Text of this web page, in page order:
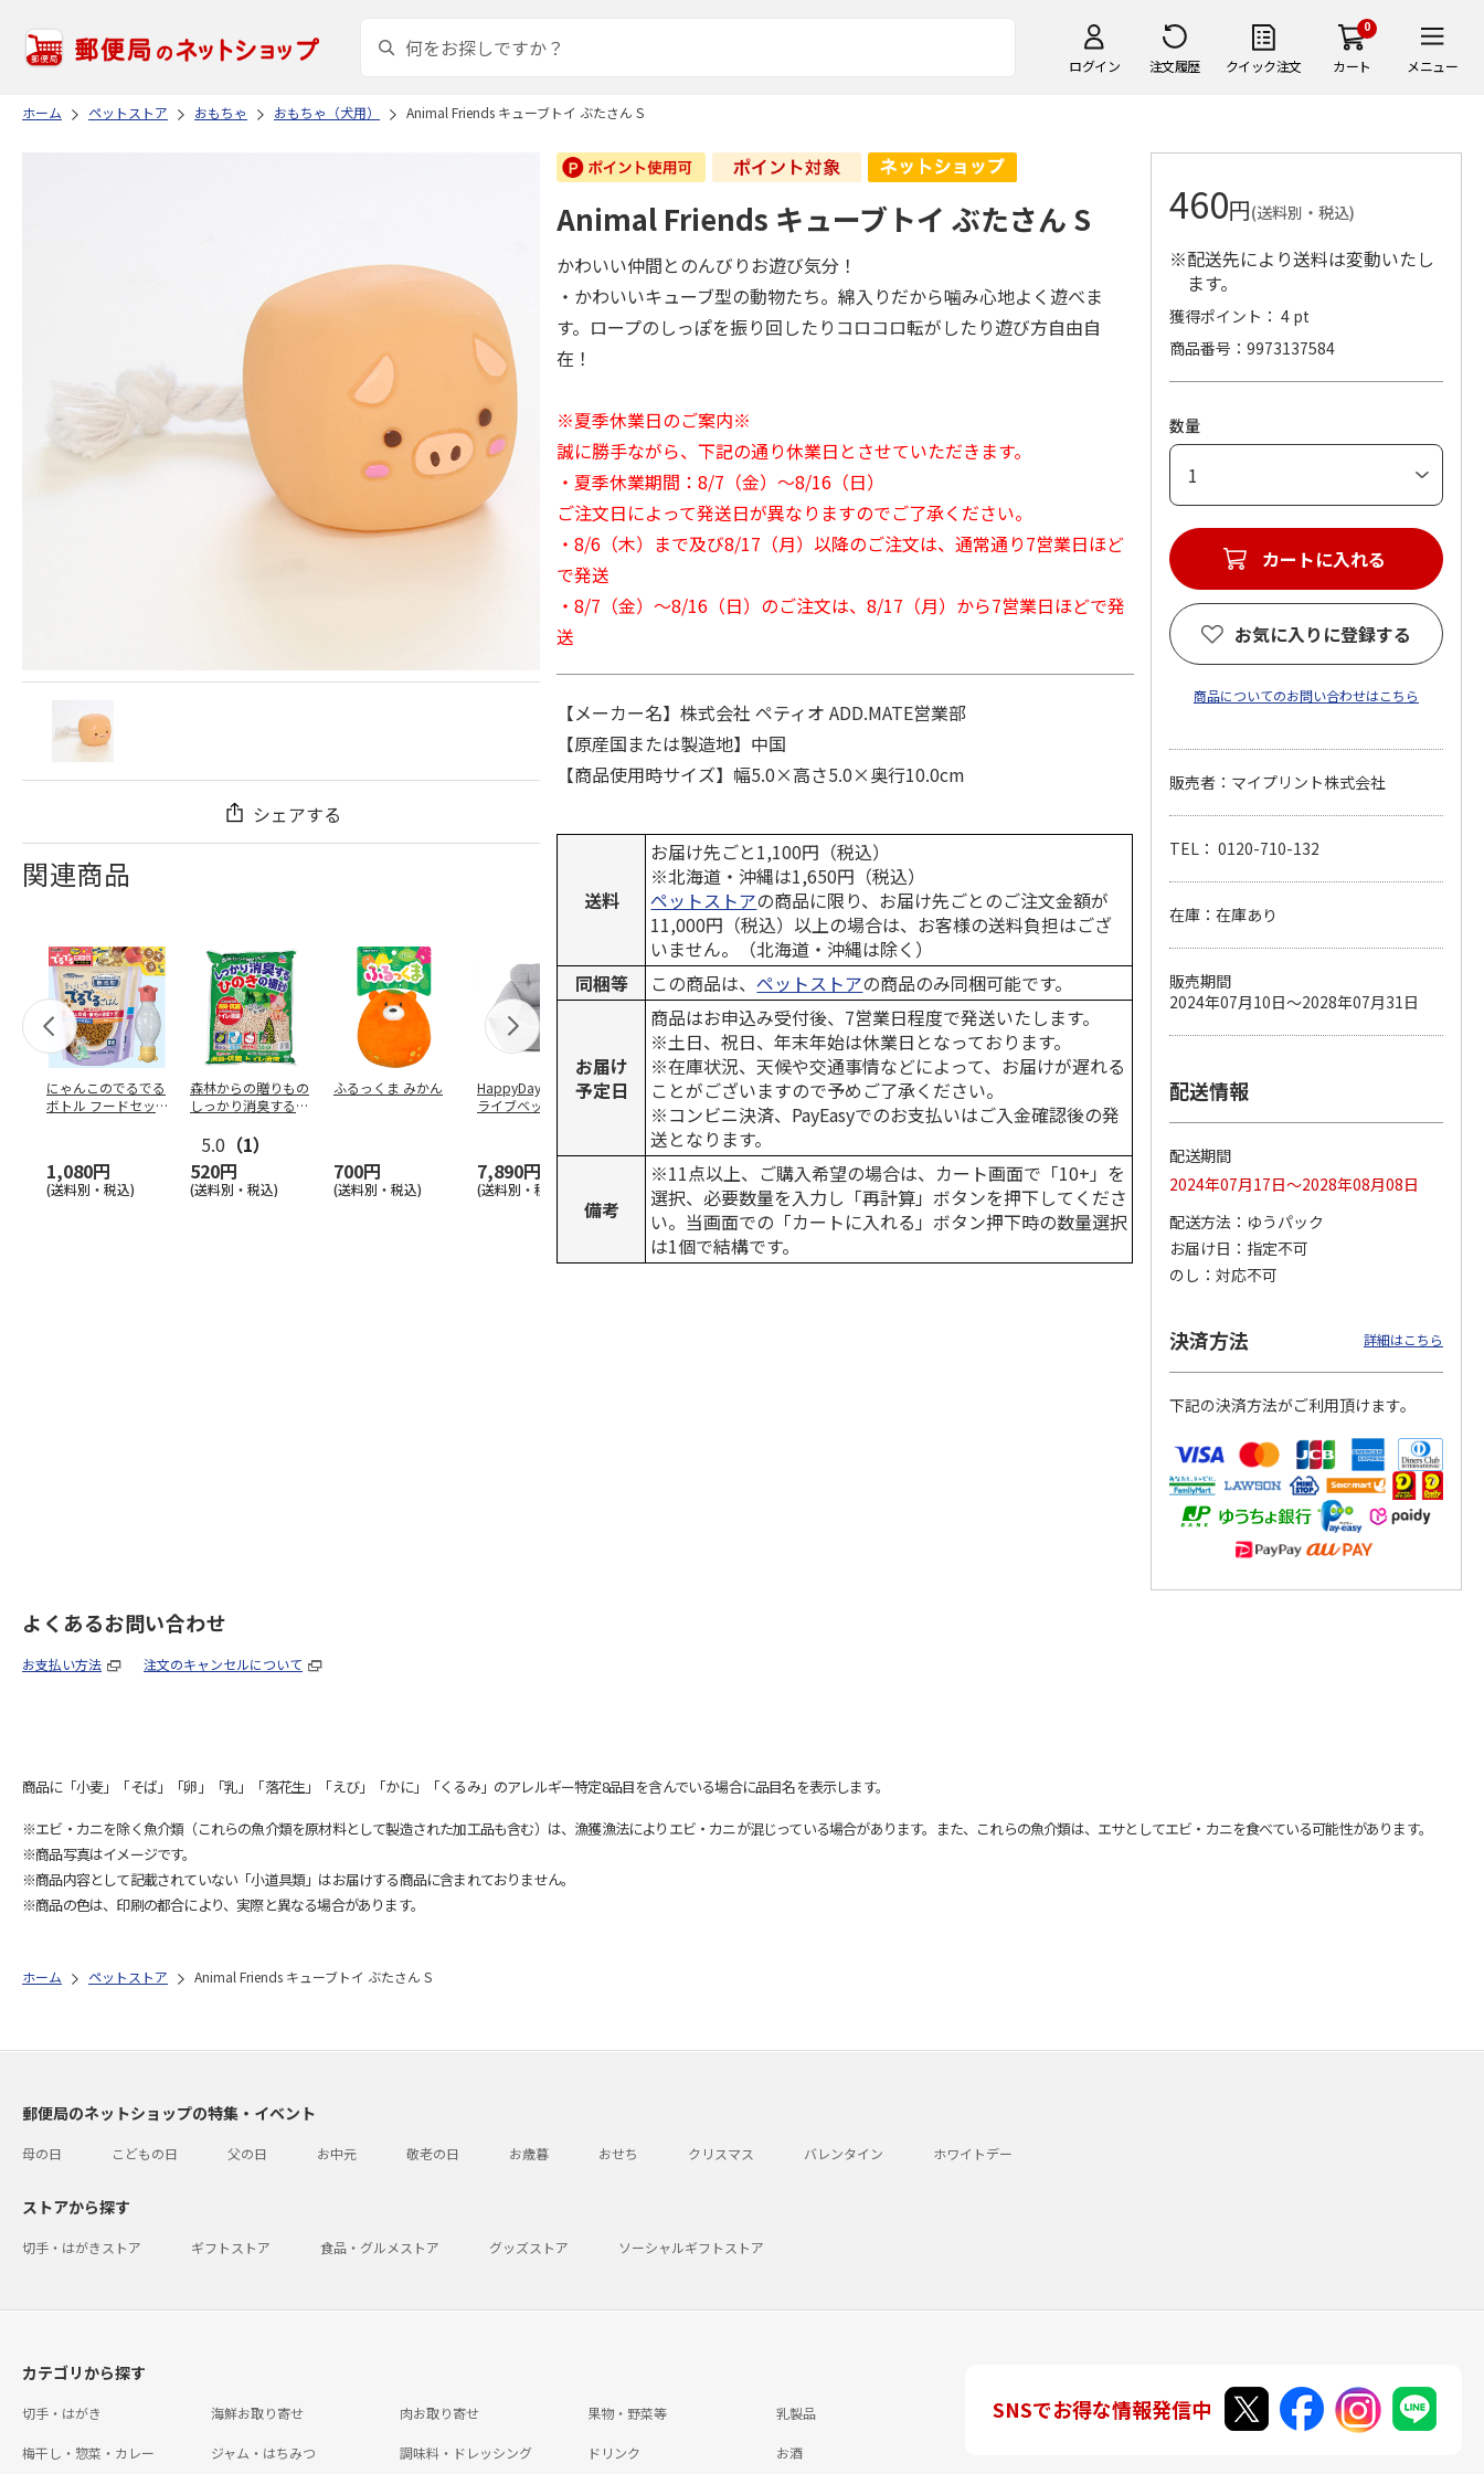
ログイン 注文履歴 クイック注文
0
カート メニュー
ホーム ペットストア おもちゃ おもちゃ（犬用） Animal Friends キューブトイ ぶたさん S
シェアする
関連商品
にゃんこのでるでる
ボトル フードセッ
1,080円
(送料別・税込)
森林からの贈りもの
しっかり消臭するひ
5.0 （1）
520円
(送料別・税込)
ふるっくま みかん
700円
(送料別・税込)
HappyDays 2wayド
ライブベッド グレ
7,890円
(送料別・税込)
獣医師開発 ニオイ
をとる砂専用 猫ト
イレ ナチュラルグ
1,550円
(送料別・税込)
デオトイレ 飛び散
らない消臭・抗菌サ
ンド 4L
1,320円
(送料別・税込)
銀のスプーン パウ
チ 健康に育つ子ね
こ用 まぐろ・かつ
120円
(送料別・税込)
ムデンタルコーン
ぐるぐるボーン型 S
470円
(送料別・税込)
ペット線香 虹のか
なた フルーティフ
ローラルの香り
590円
(送料別・税込)
えBOX とりささ…
380円
(送料別・税込)
Animal Friends キューブトイ ぶたさん S
かわいい仲間とのんびりお遊び気分！
・かわいいキューブ型の動物たち。綿入りだから噛み心地よく遊べま
す。ロープのしっぽを振り回したりコロコロ転がしたり遊び方自由自
在！
※夏季休業日のご案内※
誠に勝手ながら、下記の通り休業日とさせていただきます。
・夏季休業期間：8/7（金）～8/16（日）
ご注文日によって発送日が異なりますのでご了承ください。
・8/6（木）まで及び8/17（月）以降のご注文は、通常通り7営業日ほど
で発送
・8/7（金）～8/16（日）のご注文は、8/17（月）から7営業日ほどで発
送
【メーカー名】株式会社 ペティオ ADD.MATE営業部
【原産国または製造地】中国
【商品使用時サイズ】幅5.0×高さ5.0×奥行10.0cm
送料
お届け先ごと1,100円（税込）
※北海道・沖縄は1,650円（税込）
ペットストアの商品に限り、お届け先ごとのご注文金額が
11,000円（税込）以上の場合は、お客様の送料負担はござ
いません。（北海道・沖縄は除く）
同梱等
この商品は、ペットストアの商品のみ同梱可能です。
お届け
予定日
商品はお申込み受付後、7営業日程度で発送いたします。
※土日、祝日、年末年始は休業日となっております。
※在庫状況、天候や交通事情などによって、お届けが遅れる
ことがございますので予めご了承ください。
※コンビニ決済、PayEasyでのお支払いはご入金確認後の発
送となります。
備考
※11点以上、ご購入希望の場合は、カート画面で「10+」を
選択、必要数量を入力し「再計算」ボタンを押下してくださ
い。当画面での「カートに入れる」ボタン押下時の数量選択
は1個で結構です。
460円(送料別・税込)
※配送先により送料は変動いたし
ます。
獲得ポイント： 4 pt
商品番号
9973137584
数量
カートに入れる
お気に入りに登録する
商品についてのお問い合わせはこちら
販売者：マイプリント株式会社
TEL： 0120-710-132
在庫：在庫あり
販売期間
2024年07月10日～2028年07月31日
配送情報
配送期間
2024年07月17日～2028年08月08日
配送方法
ゆうパック
お届け日
指定不可
のし
対応不可
決済方法 詳細はこちら
下記の決済方法がご利用頂けます。
よくあるお問い合わせ
お支払い方法 注文のキャンセルについて
商品に「小麦」「そば」「卵」「乳」「落花生」「えび」「かに」「くるみ」のアレルギー特定8品目を含んでいる場合に品目名を表示します。
※エビ・カニを除く魚介類（これらの魚介類を原材料として製造された加工品も含む）は、漁獲漁法によりエビ・カニが混じっている場合があります。また、これらの魚介類は、エサとしてエビ・カニを食べている可能性があります。
※商品写真はイメージです。
※商品内容として記載されていない「小道具類」はお届けする商品に含まれておりません。
※商品の色は、印刷の都合により、実際と異なる場合があります。
ホーム ペットストア Animal Friends キューブトイ ぶたさん S
郵便局のネットショップの特集・イベント
母の日 こどもの日 父の日 お中元 敬老の日 お歳暮 おせち クリスマス バレンタイン ホワイトデー
ストアから探す
切手・はがきストア ギフトストア 食品・グルメストア グッズストア ソーシャルギフトストア
カテゴリから探す
切手・はがき 海鮮お取り寄せ 肉お取り寄せ 果物・野菜等 乳製品
梅干し・惣菜・カレー ジャム・はちみつ 調味料・ドレッシング ドリンク お酒
SNSでお得な情報発信中